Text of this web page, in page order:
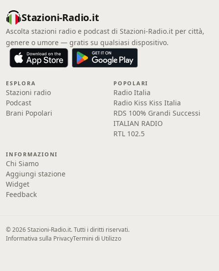
Stazioni-Radio.it
Ascolta stazioni radio e podcast di Stazioni-Radio.it per città,
genere o umore — gratis su qualsiasi dispositivo.
ESPLORA
Stazioni radio
Podcast
Brani Popolari
POPOLARI
Radio Italia
Radio Kiss Kiss Italia
RDS 100% Grandi Successi
ITALIAN RADIO
RTL 102.5
INFORMAZIONI
Chi Siamo
Aggiungi stazione
Widget
Feedback
© 2026 Stazioni-Radio.it. Tutti i diritti riservati.
Informativa sulla PrivacyTermini di Utilizzo